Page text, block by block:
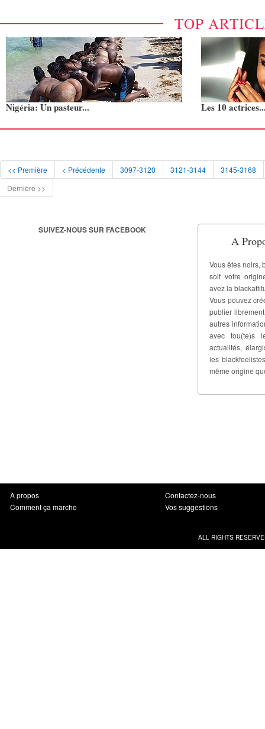
TOP
Nigéria: Un pasteur... Les 10
<< Première < Précédente 3097-3120 3121-3144
3145-3168
Dernière >>
SUIVEZ-NOUS SUR FACEBOOK
A
Vous êtes noirs,
soit votre
avez la
Vous pouvez
publier
autres
avec tou(te)s
actualités,
les
même origine
À propos
Comment ça marche
Contactez-nous
Vos suggestions
ALL RIGHTS